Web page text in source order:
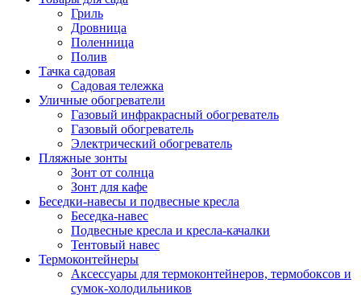
Гриль
Дровница
Поленница
Полив
Тачка садовая
Садовая тележка
Уличные обогреватели
Газовый инфракрасный обогреватель
Газовый обогреватель
Электрический обогреватель
Пляжные зонты
Зонт от солнца
Зонт для кафе
Беседки-навесы и подвесные кресла
Беседка-навес
Подвесные кресла и кресла-качалки
Тентовый навес
Термоконтейнеры
Аксессуары для термоконтейнеров, термобоксов и
сумок-холодильников